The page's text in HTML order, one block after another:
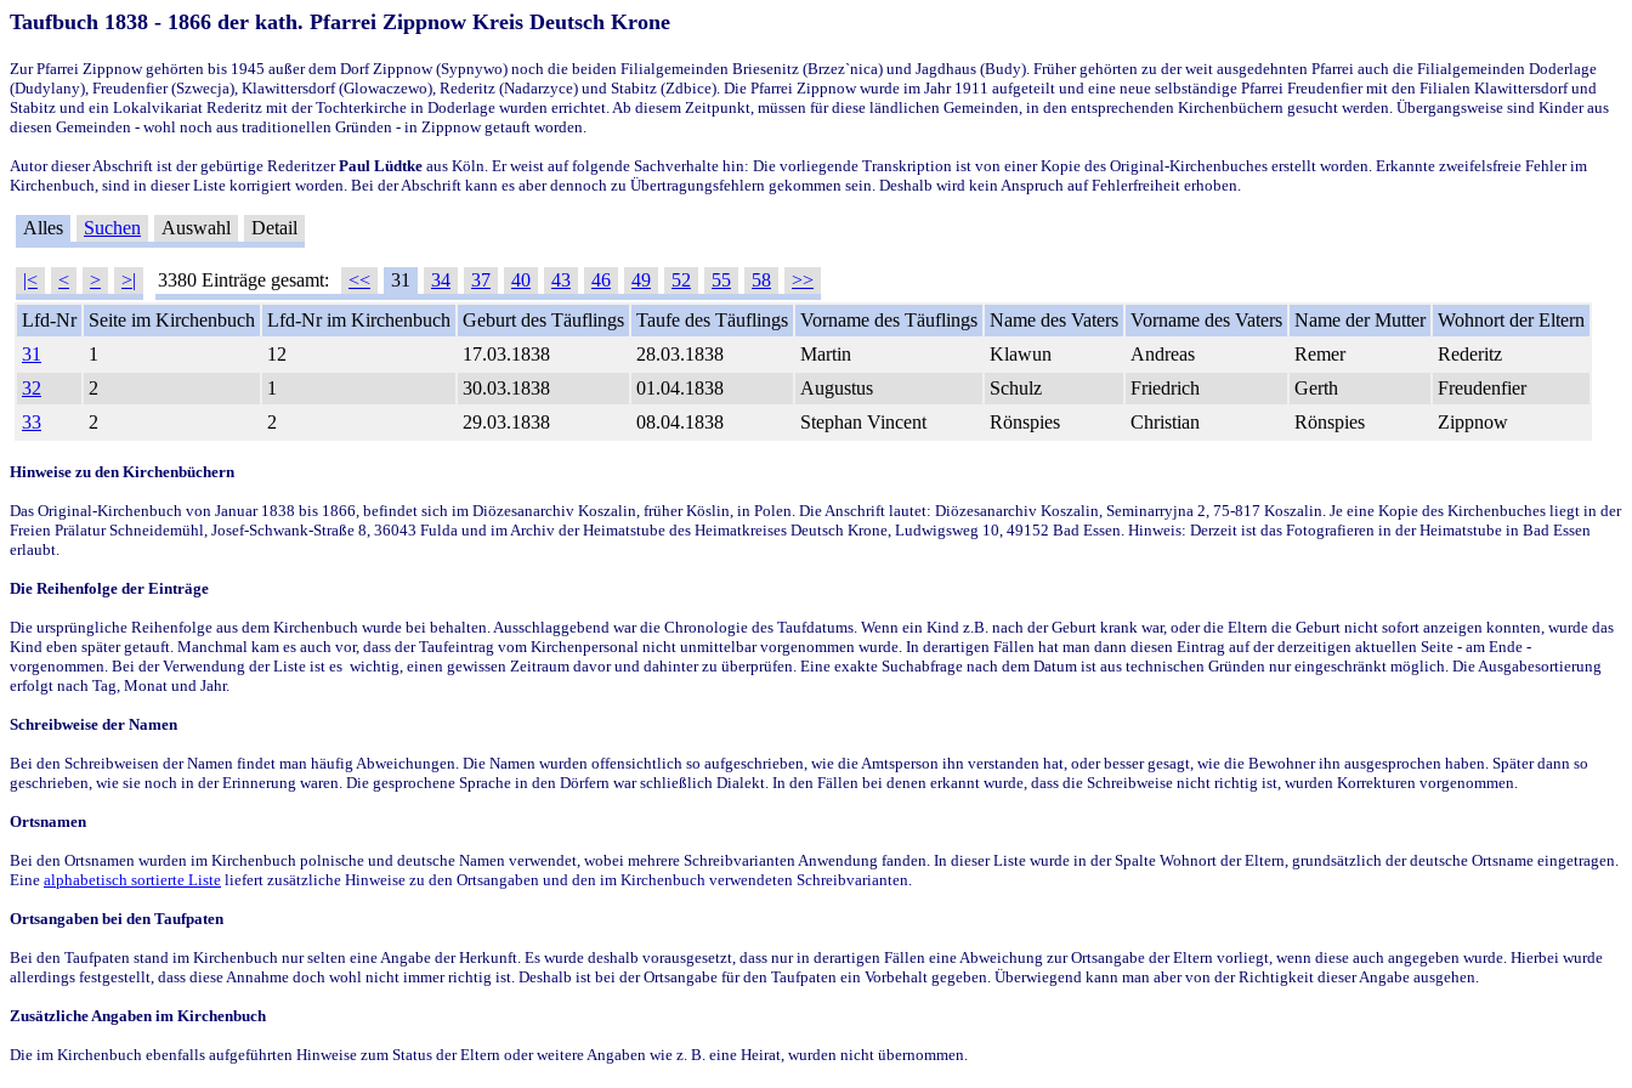
Taufbuch 1838 - 1866 der kath. Pfarrei Zippnow Kreis Deutsch Krone
Zur Pfarrei Zippnow gehörten bis 1945 außer dem Dorf Zippnow (Sypnywo) noch die beiden Filialgemeinden Briesenitz (Brzez`nica) und Jagdhaus (Budy). Früher gehörten zu der weit ausgedehnten Pfarrei auch die Filialgemeinden Doderlage
(Dudylany), Freudenfier (Szwecja), Klawittersdorf (Glowaczewo), Rederitz (Nadarzyce) und Stabitz (Zdbice). Die Pfarrei Zippnow wurde im Jahr 1911 aufgeteilt und eine neue selbständige Pfarrei Freudenfier mit den Filialen Klawittersdorf und
Stabitz und ein Lokalvikariat Rederitz mit der Tochterkirche in Doderlage wurden errichtet. Ab diesem Zeitpunkt, müssen für diese ländlichen Gemeinden, in den entsprechenden Kirchenbüchern gesucht werden. Übergangsweise sind Kinder aus
diesen Gemeinden - wohl noch aus traditionellen Gründen - in Zippnow getauft worden.
Autor dieser Abschrift ist der gebürtige RederitzerPaul Lüdtke aus Köln. Er weist auf folgende Sachverhalte hin: Die vorliegende Transkription ist von einer Kopie des Original-Kirchenbuches erstellt worden. Erkannte zweifelsfreie Fehler im
Kirchenbuch, sind in dieser Liste korrigiert worden. Bei der Abschrift kann es aber dennoch zu Übertragungsfehlern gekommen sein. Deshalb wird kein Anspruch auf Fehlerfreiheit erhoben.
Alles Suchen Auswahl Detail
|< < > >| 3380 Einträge gesamt: << 31 34 37 40 43 46 49 52 55 58
>>
Lfd-Nr
Seite im Kirchenbuch Lfd-Nr im Kirchenbuch Geburt des Täuflings Taufe des Täuflings Vorname des Täuflings Name des Vaters Vorname des Vaters Name der Mutter Wohnort der Eltern
31
1 12 17.03.1838 28.03.1838 Martin Klawun Andreas Remer
Rederitz
32
2 1 30.03.1838 01.04.1838 Augustus Schulz Friedrich Gerth
Freudenfier
33
2 2 29.03.1838 08.04.1838 Stephan Vincent Rönspies Christian Rönspies Zippnow
Hinweise zu den Kirchenbüchern
Das Original-Kirchenbuch von Januar 1838 bis 1866, befindet sich im Diözesanarchiv Koszalin, früher Köslin, in Polen. Die Anschrift lautet: Diözesanarchiv Koszalin, Seminarryjna 2, 75-817 Koszalin. Je eine Kopie des Kirchenbuches liegt in der
Freien Prälatur Schneidemühl, Josef-Schwank-Straße 8, 36043 Fulda und im Archiv der Heimatstube des Heimatkreises Deutsch Krone, Ludwigsweg 10, 49152 Bad Essen. Hinweis: Derzeit ist das Fotografieren in der Heimatstube in Bad Essen
erlaubt.
Die Reihenfolge der Einträge
Die ursprüngliche Reihenfolge aus dem Kirchenbuch wurde bei behalten. Ausschlaggebend war die Chronologie des Taufdatums. Wenn ein Kind z.B. nach der Geburt krank war, oder die Eltern die Geburt nicht sofort anzeigen konnten, wurde das
Kind eben später getauft. Manchmal kam es auch vor, dass der Taufeintrag vom Kirchenpersonal nicht unmittelbar vorgenommen wurde. In derartigen Fällen hat man dann diesen Eintrag auf der derzeitigen aktuellen Seite - am Ende -
vorgenommen. Bei der Verwendung der Liste ist es wichtig, einen gewissen Zeitraum davor und dahinter zu überprüfen. Eine exakte Suchabfrage nach dem Datum ist aus technischen Gründen nur eingeschränkt möglich. Die Ausgabesortierung
erfolgt nach Tag, Monat und Jahr.
Schreibweise der Namen
Bei den Schreibweisen der Namen findet man häufig Abweichungen. Die Namen wurden offensichtlich so aufgeschrieben, wie die Amtsperson ihn verstanden hat, oder besser gesagt, wie die Bewohner ihn ausgesprochen haben. Später dann so
geschrieben, wie sie noch in der Erinnerung waren. Die gesprochene Sprache in den Dörfern war schließlich Dialekt. In den Fällen bei denen erkannt wurde, dass die Schreibweise nicht richtig ist, wurden Korrekturen vorgenommen.
Ortsnamen
Bei den Ortsnamen wurden im Kirchenbuch polnische und deutsche Namen verwendet, wobei mehrere Schreibvarianten Anwendung fanden. In dieser Liste wurde in der Spalte Wohnort der Eltern, grundsätzlich der deutsche Ortsname eingetragen.
Eine alphabetisch sortierte Liste liefert zusätzliche Hinweise zu den Ortsangaben und den im Kirchenbuch verwendeten Schreibvarianten.
Ortsangaben bei den Taufpaten
Bei den Taufpaten stand im Kirchenbuch nur selten eine Angabe der Herkunft. Es wurde deshalb vorausgesetzt, dass nur in derartigen Fällen eine Abweichung zur Ortsangabe der Eltern vorliegt, wenn diese auch angegeben wurde. Hierbei wurde
allerdings festgestellt, dass diese Annahme doch wohl nicht immer richtig ist. Deshalb ist bei der Ortsangabe für den Taufpaten ein Vorbehalt gegeben. Überwiegend kann man aber von der Richtigkeit dieser Angabe ausgehen.
Zusätzliche Angaben im Kirchenbuch
Die im Kirchenbuch ebenfalls aufgeführten Hinweise zum Status der Eltern oder weitere Angaben wie z. B. eine Heirat, wurden nicht übernommen.